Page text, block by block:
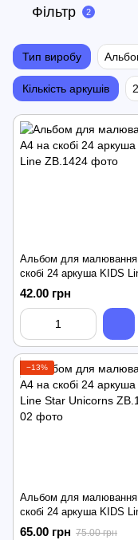
Фільтр 2
Тип виробу
Кількість аркушів
Альбом для
скобі 24 аркуша KIDS
42.00 грн
−13%
Альбом для
скобі 24 аркуша KIDS
Star Unicorns
65.00 грн 75.00 грн